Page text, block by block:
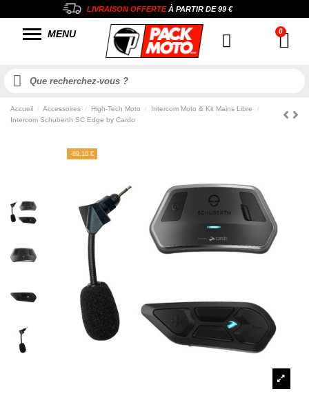
LIVRAISON OFFERTEÀ PARTIR DE99 €
MENU
Accueil Accessoires High-Tech Moto
Intercom Moto & Kit Mains Libre
Intercom Schuberth SC Edge by Cardo
-69,10 €